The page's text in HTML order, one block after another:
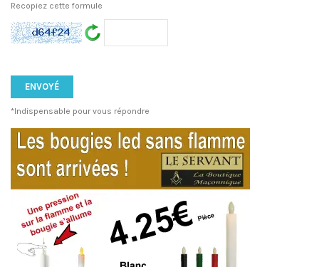
Recopiez cette formule
*Indispensable pour vous répondre